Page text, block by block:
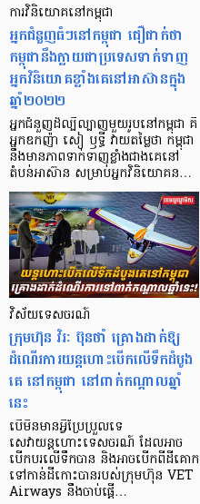
ការវិនិយោគនៅកម្ពុជា​
អ្នកជំនួញធំៗនៅកម្ពុជា ជឿជាក់ថា
កម្ពុជានឹងក្លាយជាប្រទេសទាក់ទាញ
អ្នកវិនិយោគខ្លាំងគេនៅអាស៊ានក្នុង
ឆ្នាំ២០២២
អ្នកជំនួញដ៏ល្បីល្បាញមួយរូបនៅកម្ពុជា គឺ
អ្នកឧកញ៉ា សៀ ឫទ្ធី វាយតម្លៃថា កម្ពុជា
នឹងមានភាពទាក់ទាញខ្លាំងជាងគេនៅ
តំបន់អាស៊ាន សម្រាប់អ្នកវិនិយោគន…
វិស័យទេសចរណ៍
ក្រុមហ៊ុន វិរៈ ប៊ុនថាំ គ្រោងដាក់ឱ្យ
ដំណើរការយន្តហោះបើកលើទឹកដំបូង
គេ នៅកម្ពុជា នៅពាក់កណ្តាលឆ្នាំ
នេះ
បើមិនមានអ្វីប្រែប្រួលទេ
សេវាយន្ដហោះទេសចរណ៍ ដែលអាច
បើកបរលើទឹកបាន និងអាចបើកពីដីគោក
ទៅកាន់ដីកោះបានរបស់ក្រុមហ៊ុន VET
Airways នឹងចាប់ផ្ដើ…